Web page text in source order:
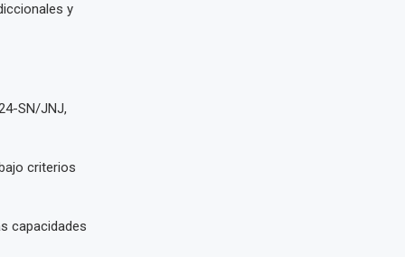
y
SN/JNJ,
criterios
capacidades